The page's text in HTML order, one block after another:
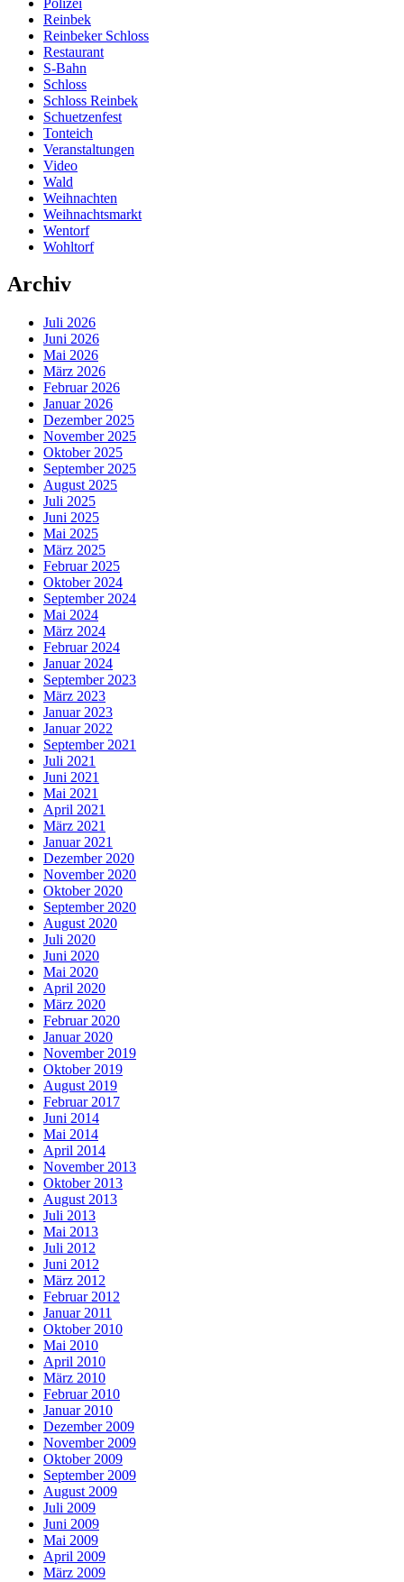
Reinbek
Reinbeker Schloss
Restaurant
S-Bahn
Schloss
Schloss Reinbek
Schuetzenfest
Tonteich
Veranstaltungen
Video
Wald
Weihnachten
Weihnachtsmarkt
Wentorf
Wohltorf
Archiv
Juli 2026
Juni 2026
Mai 2026
März 2026
Februar 2026
Januar 2026
Dezember 2025
November 2025
Oktober 2025
September 2025
August 2025
Juli 2025
Juni 2025
Mai 2025
März 2025
Februar 2025
Oktober 2024
September 2024
Mai 2024
März 2024
Februar 2024
Januar 2024
September 2023
März 2023
Januar 2023
Januar 2022
September 2021
Juli 2021
Juni 2021
Mai 2021
April 2021
März 2021
Januar 2021
Dezember 2020
November 2020
Oktober 2020
September 2020
August 2020
Juli 2020
Juni 2020
Mai 2020
April 2020
März 2020
Februar 2020
Januar 2020
November 2019
Oktober 2019
August 2019
Februar 2017
Juni 2014
Mai 2014
April 2014
November 2013
Oktober 2013
August 2013
Juli 2013
Mai 2013
Juli 2012
Juni 2012
März 2012
Februar 2012
Januar 2011
Oktober 2010
Mai 2010
April 2010
März 2010
Februar 2010
Januar 2010
Dezember 2009
November 2009
Oktober 2009
September 2009
August 2009
Juli 2009
Juni 2009
Mai 2009
April 2009
März 2009